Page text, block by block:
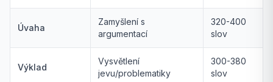
Úvaha
Zamyšlení s
argumentací
320-400
slov
Výklad
Vysvětlení
jevu/problematiky
300-380
slov